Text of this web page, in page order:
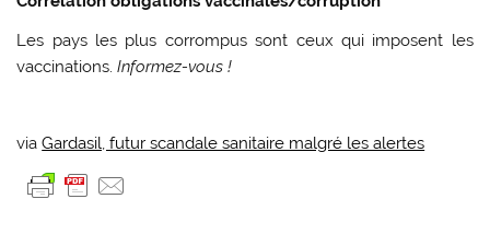
Les pays les plus corrompus sont ceux qui imposent les
vaccinations.Informez-vous !
viaGardasil, futur scandale sanitaire malgré les alertes